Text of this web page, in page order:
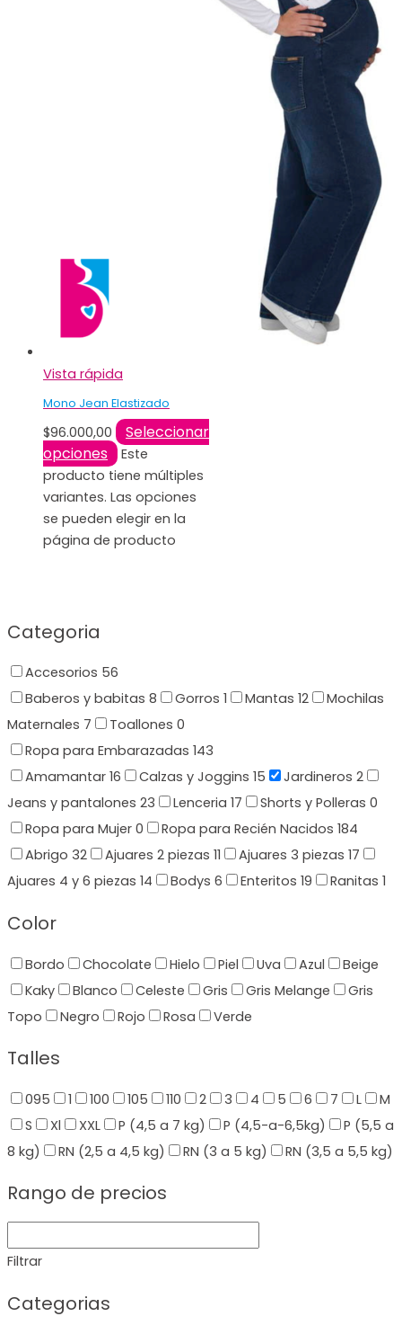
Categoria
Accesorios 56
Baberos y babitas 8 Gorros 1 Mantas 12
Mochilas
Maternales 7 Toallones 0
Ropa para Embarazadas 143
Amamantar 16 Calzas y Joggins 15 Jardineros 2
Jeans y pantalones 23 Lenceria 17 Shorts y Polleras 0
Ropa para Mujer 0 Ropa para Recién Nacidos 184
Abrigo 32 Ajuares 2 piezas 11 Ajuares 3 piezas 17
Ajuares 4 y 6 piezas 14 Bodys 6 Enteritos 19 Ranitas 1
Color
Bordo Chocolate Hielo Piel Uva Azul
Beige
Kaky
Blanco Celeste Gris Gris Melange
Gris
Topo
Negro Rojo Rosa Verde
Talles
095 1 100 105 110 2 3 4 5 6 7 L
M
S
Xl XXL P (4,5 a 7 kg) P (4,5-a-6,5kg)
P (5,5 a
8 kg)
RN (2,5 a 4,5 kg) RN (3 a 5 kg) RN (3,5 a 5,5 kg)
Rango de precios
Filtrar
Categorias
Vista rápida
Mono Jean Elastizado
$96.000,00
Seleccionar
opciones
Este
producto tiene múltiples
variantes. Las opciones
se pueden elegir en la
página de producto